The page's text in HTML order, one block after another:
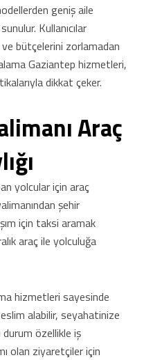
geniş aile
Kullanıcılar
bütçelerini zorlamadan
Gaziantep hizmetleri,
dikkat çeker.
Araç
yolcular için araç
şehir
için taksi aramak
araç ile yolculuğa
hizmetleri sayesinde
alabilir, seyahatinize
özellikle iş
olan ziyaretçiler için